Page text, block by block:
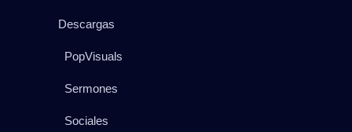
Descargas
PopVisuals
Sermones
Sociales